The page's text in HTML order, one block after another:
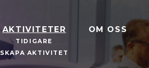
AKTIVITETER
TIDIGARE
SKAPA AKTIVITET
OM OSS